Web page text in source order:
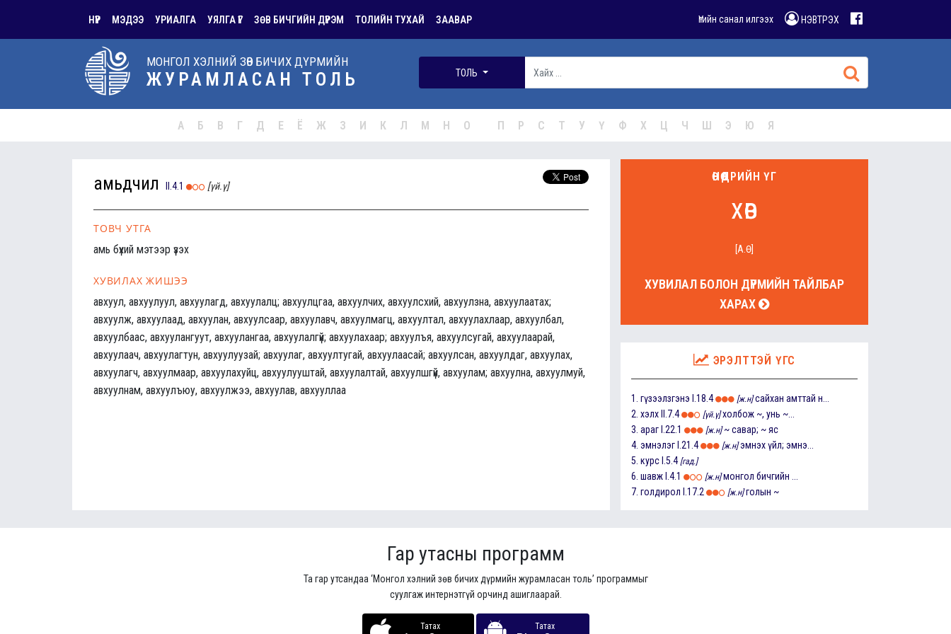
НҮҮР МЭДЭЭ УРИАЛГА УЯЛГА ҮГ ЗӨВ БИЧГИЙН ДҮРЭМ ТОЛИЙН ТУХАЙ ЗААВАР Үгийн санал илгээх НЭВТРЭХ
МОНГОЛ ХЭЛНИЙ ЗӨВ БИЧИХ ДҮРМИЙН
ЖУРАМЛАСАН ТОЛЬ ТОЛЬ
А Б В Г Д Е Ё Ж З И К Л М Н О П Р С Т У Ү Ф Х Ц Ч Ш Э Ю Я
амьдчил II.4.1 [үй.ү]
ТОВЧ УТГА
амь бүхий мэтээр үзэх
ХУВИЛАХ ЖИШЭЭ
авхуул, авхуулуул, авхуулагд, авхуулалц; авхуулцгаа, авхуулчих, авхуулсхий, авхуулзна, авхуулаатах;
авхуулж, авхуулаад, авхуулан, авхуулсаар, авхуулавч, авхуулмагц, авхуултал, авхуулахлаар, авхуулбал,
авхуулбаас, авхуулангуут, авхуулангаа, авхуулалгүй; авхуулахаар; авхуулъя, авхуулсугай, авхуулаарай,
авхуулаач, авхуулагтун, авхуулуузай; авхуулаг, авхуултугай, авхуулаасай; авхуулсан, авхуулдаг, авхуулах,
авхуулагч, авхуулмаар, авхуулахуйц, авхуулууштай, авхуулалтай, авхуулшгүй, авхуулам; авхуулна, авхуулмуй,
авхуулнам, авхуулъюу, авхуулжээ, авхуулав, авхууллаа
ӨНӨӨДРИЙН ҮГ
хөв
[А.Ө]
ХУВИЛАЛ БОЛОН ДҮРМИЙН ТАЙЛБАР
ХАРАХ
ЭРЭЛТТЭЙ ҮГС
1. гүзээлзгэнэ I.18.4 [ж.н] сайхан амттай н...
2. хэлх II.7.4 [үй.ү] холбож ~, унь ~...
3. араг I.22.1 [ж.н] ~ савар; ~ яс
4. эмнэлэг I.21.4 [ж.н] эмнэх үйл; эмнэ...
5. курс I.5.4 [гад.]
6. шавж I.4.1 [ж.н] монгол бичгийн ...
7. голдирол I.17.2 [ж.н] голын ~
Гар утасны программ
Та гар утсандаа ‘Монгол хэлний зөв бичих дүрмийн журамласан толь’ программыг
суулгаж интернэтгүй орчинд ашиглаарай.
Татах Татах